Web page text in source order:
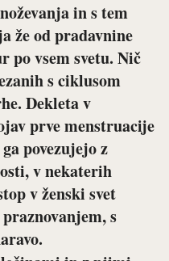
in s tem
že od pradavnine
po vsem svetu. Nič
s ciklusom
Dekleta v
prve menstruacije
povezujejo z
v nekaterih
v ženski svet
s